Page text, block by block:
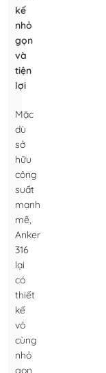
kế
nhỏ
gọn
và
tiện
lợi
Mặc
dù
sở
hữu
công
suất
mạnh
mẽ,
Anker
316
lại
có
thiết
kế
vô
cùng
nhỏ
gọn,